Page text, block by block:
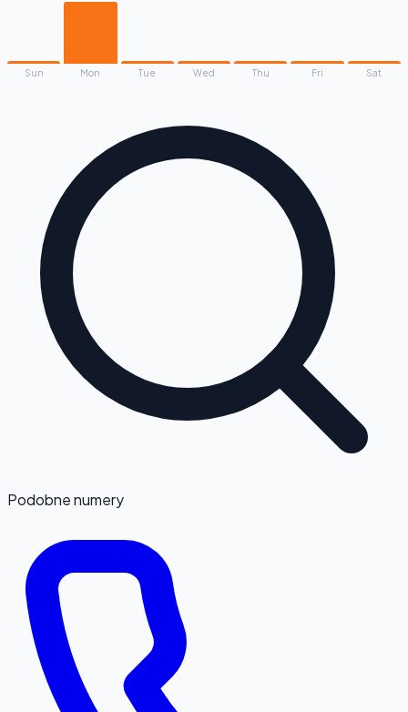
Sun Mon Tue Wed Thu Fri Sat
Podobne numery